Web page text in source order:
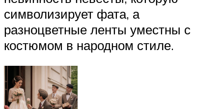
символизирует фата, а
разноцветные ленты уместны с
костюмом в народном стиле.